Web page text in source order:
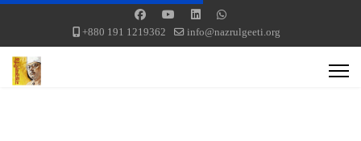
+880 191 1219362 info@nazrulgeeti.org